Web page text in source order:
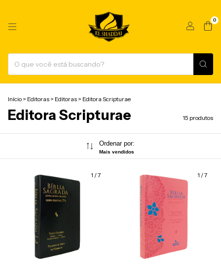
0
Início > Editoras > Editoras > Editora Scripturae
Editora Scripturae 15 produtos
Ordenar por:
Mais vendidos
1 /7 1 /7